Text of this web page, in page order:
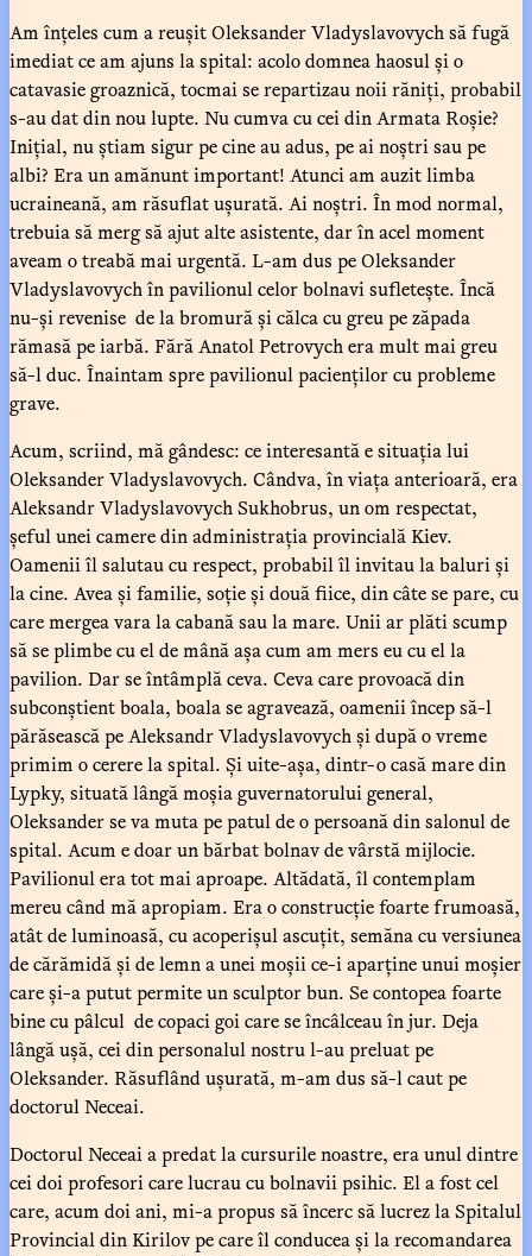
Am înțeles cum a reușit Oleksander Vladyslavovych să fugă
imediat ce am ajuns la spital: acolo domnea haosul și o
catavasie groaznică, tocmai se repartizau noii răniți, probabil
s-au dat din nou lupte. Nu cumva cu cei din Armata Roșie?
Inițial, nu știam sigur pe cine au adus, pe ai noștri sau pe
albi? Era un amănunt important! Atunci am auzit limba
ucraineană, am răsuflat ușurată. Ai noștri. În mod normal,
trebuia să merg să ajut alte asistente, dar în acel moment
aveam o treabă mai urgentă. L-am dus pe Oleksander
Vladyslavovych în pavilionul celor bolnavi sufletește. Încă
nu-și revenise de la bromură și călca cu greu pe zăpada
rămasă pe iarbă. Fără Anatol Petrovych era mult mai greu
să-l duc. Înaintam spre pavilionul pacienților cu probleme
grave.
Acum, scriind, mă gândesc: ce interesantă e situația lui
Oleksander Vladyslavovych. Cândva, în viața anterioară, era
Aleksandr Vladyslavovych Sukhobrus, un om respectat,
șeful unei camere din administrația provincială Kiev.
Oamenii îl salutau cu respect, probabil îl invitau la baluri și
la cine. Avea și familie, soție și două fiice, din câte se pare, cu
care mergea vara la cabană sau la mare. Unii ar plăti scump
să se plimbe cu el de mână așa cum am mers eu cu el la
pavilion. Dar se întâmplă ceva. Ceva care provoacă din
subconștient boala, boala se agravează, oamenii încep să-l
părăsească pe Aleksandr Vladyslavovych și după o vreme
primim o cerere la spital. Și uite-așa, dintr-o casă mare din
Lypky, situată lângă moșia guvernatorului general,
Oleksander se va muta pe patul de o persoană din salonul de
spital. Acum e doar un bărbat bolnav de vârstă mijlocie.
Pavilionul era tot mai aproape. Altădată, îl contemplam
mereu când mă apropiam. Era o construcție foarte frumoasă,
atât de luminoasă, cu acoperișul ascuțit, semăna cu versiunea
de cărămidă și de lemn a unei moșii ce-i aparține unui moșier
care și-a putut permite un sculptor bun. Se contopea foarte
bine cu pâlcul de copaci goi care se încâlceau în jur. Deja
lângă ușă, cei din personalul nostru l-au preluat pe
Oleksander. Răsuflând ușurată, m-am dus să-l caut pe
doctorul Neceai.
Doctorul Neceai a predat la cursurile noastre, era unul dintre
cei doi profesori care lucrau cu bolnavii psihic. El a fost cel
care, acum doi ani, mi-a propus să încerc să lucrez la Spitalul
Provincial din Kirilov pe care îl conducea și la recomandarea